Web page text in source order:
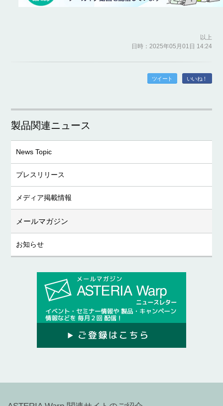
以上
日時：2025年05月01日 14:24
ツイート いいね！
製品関連ニュース
News Topic
プレスリリース
メディア掲載情報
メールマガジン
お知らせ